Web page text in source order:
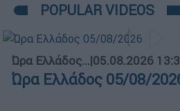
POPULAR VIDEOS
Ώρα Ελλάδος...|05.08.2026
Ώρα Ελλάδος 05/08/